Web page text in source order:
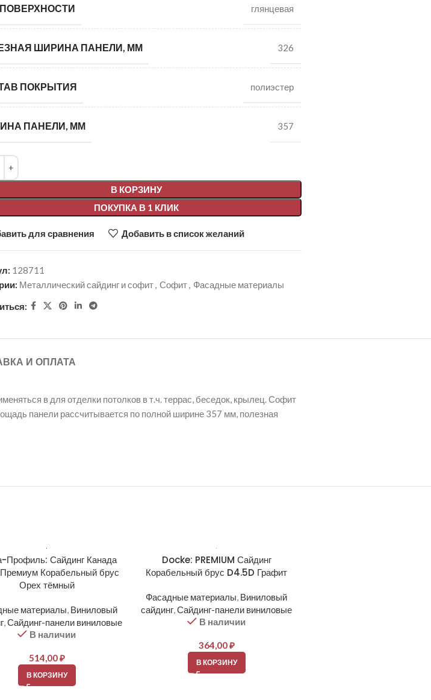
глянцевая
ШИРИНА ПАНЕЛИ, ММ 326
ПОКРЫТИЯ полиэстер
ПАНЕЛИ, ММ 357
В КОРЗИНУ
ПОКУПКА В 1 КЛИК
для сравнения Добавить в список желаний
128711
Металлический сайдинг и софит, Софит, Фасадные материалы
И ОПЛАТА
в для отделки потолков в т.ч. террас, беседок, крылец. Софит
панели рассчитывается по полной ширине 357 мм, полезная
Профиль: Сайдинг Канада
Корабельный брус
Орех тёмный
материалы, Виниловый
,Сайдинг-панели виниловые
В наличии
514,00₽
В КОРЗИНУ
Docke: PREMIUM Сайдинг
Корабельный брус D4.5D Графит
Фасадные материалы, Виниловый
сайдинг,Сайдинг-панели виниловые
В наличии
364,00₽
В КОРЗИНУ